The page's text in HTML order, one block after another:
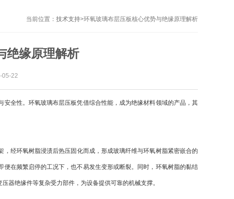
当前位置： 技术支持>环氧玻璃布层压板核心优势与绝缘原理解析
绝缘原理解析
05-22
全性。环氧玻璃布层压板凭借综合性能，成为绝缘材料领域的产品，其
经环氧树脂浸渍后热压固化而成，形成玻璃纤维与环氧树脂紧密嵌合的
在频繁启停的工况下，也不易发生变形或断裂。同时，环氧树脂的黏结
器绝缘件等复杂受力部件，为设备提供可靠的机械支撑。